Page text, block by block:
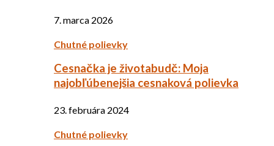
7. marca 2026
Chutné polievky
Cesnačka je životabudč: Moja
najobľúbenejšia cesnaková polievka
23. februára 2024
Chutné polievky